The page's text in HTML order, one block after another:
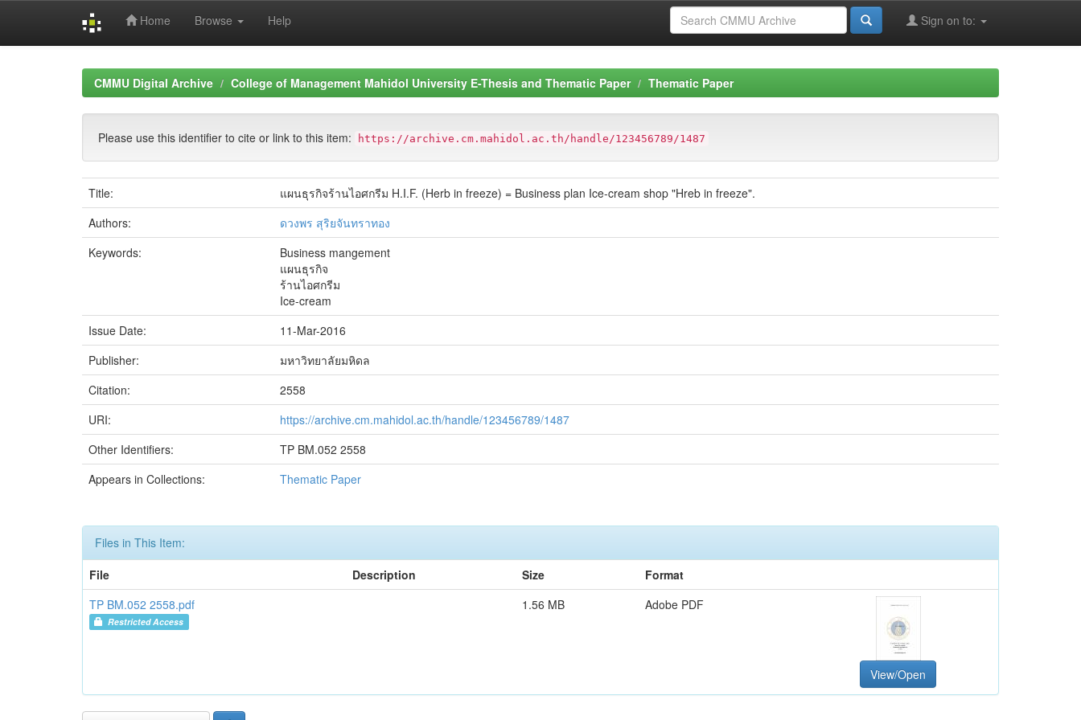
Home Browse Help Sign on to:
CMMU Digital Archive College of Management Mahidol University E-Thesis and Thematic Paper Thematic Paper
Please use this identifier to cite or link to this item: https://archive.cm.mahidol.ac.th/handle/123456789/1487
Title:
แผนธุรกิจร้านไอศกรีม H.I.F. (Herb in freeze) = Business plan Ice-cream shop "Hreb in freeze".
Authors:
ดวงพร สุริยจันทราทอง
Keywords:
Business mangement
แผนธุรกิจ
ร้านไอศกรีม
Ice-cream
Issue Date:
11-Mar-2016
Publisher:
มหาวิทยาลัยมหิดล
Citation:
2558
URI:
https://archive.cm.mahidol.ac.th/handle/123456789/1487
Other Identifiers:
TP BM.052 2558
Appears in Collections:
Thematic Paper
Files in This Item:
File
Description Size
Format
TP BM.052 2558.pdf
Restricted Access
1.56 MB Adobe PDF
View/Open